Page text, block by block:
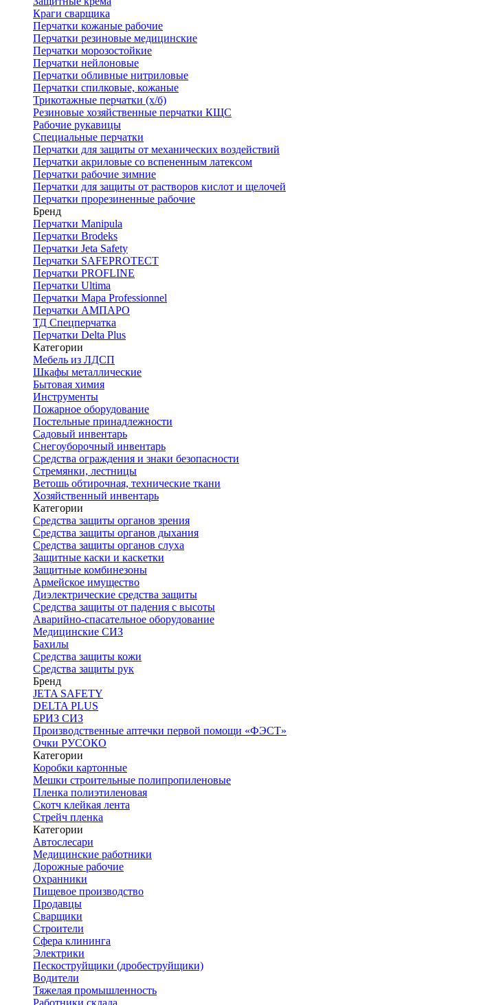
Краги сварщика
Перчатки кожаные рабочие
Перчатки резиновые медицинские
Перчатки морозостойкие
Перчатки нейлоновые
Перчатки обливные нитриловые
Перчатки спилковые, кожаные
Трикотажные перчатки (х/б)
Резиновые хозяйственные перчатки КЩС
Рабочие рукавицы
Специальные перчатки
Перчатки для защиты от механических воздействий
Перчатки акриловые со вспененным латексом
Перчатки рабочие зимние
Перчатки для защиты от растворов кислот и щелочей
Перчатки прорезиненные рабочие
Бренд
Перчатки Manipula
Перчатки Brodeks
Перчатки Jeta Safety
Перчатки SAFEPROTECT
Перчатки PROFLINE
Перчатки Ultima
Перчатки Мара Professionnel
Перчатки АМПАРО
ТД Спецперчатка
Перчатки Delta Plus
Категории
Мебель из ЛДСП
Шкафы металлические
Бытовая химия
Инструменты
Пожарное оборудование
Постельные принадлежности
Садовый инвентарь
Снегоуборочный инвентарь
Средства ограждения и знаки безопасности
Стремянки, лестницы
Ветошь обтирочная, технические ткани
Хозяйственный инвентарь
Категории
Средства защиты органов зрения
Средства защиты органов дыхания
Средства защиты органов слуха
Защитные каски и каскетки
Защитные комбинезоны
Армейское имущество
Диэлектрические средства защиты
Средства защиты от падения с высоты
Аварийно-спасательное оборудование
Медицинские СИЗ
Бахилы
Средства защиты кожи
Средства защиты рук
Бренд
JETA SAFETY
DELTA PLUS
БРИЗ СИЗ
Производственные аптечки первой помощи «ФЭСТ»
Очки РУСОКО
Категории
Коробки картонные
Мешки строительные полипропиленовые
Пленка полиэтиленовая
Скотч клейкая лента
Стрейч пленка
Категории
Автослесари
Медицинские работники
Дорожные рабочие
Охранники
Пищевое производство
Продавцы
Сварщики
Строители
Сфера клининга
Электрики
Пескоструйщики (дробеструйщики)
Водители
Тяжелая промышленность
Работники склада